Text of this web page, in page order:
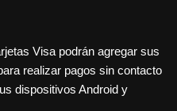
Visa podrán agregar sus
realizar pagos sin contacto
dispositivos Android y